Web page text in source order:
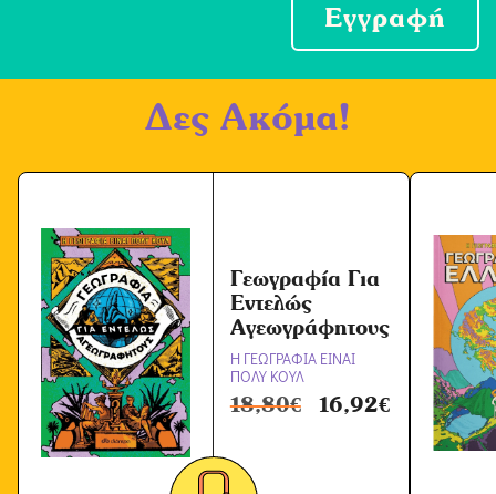
ή
ω
Εγγραφή
Δες Ακόμα!
Γεωγραφία Για
Εντελώς
Αγεωγράφητους
Η ΓΕΩΓΡΑΦΙΑ ΕΙΝΑΙ
ΠΟΛΥ ΚΟΥΛ
18,80€ 16,92€